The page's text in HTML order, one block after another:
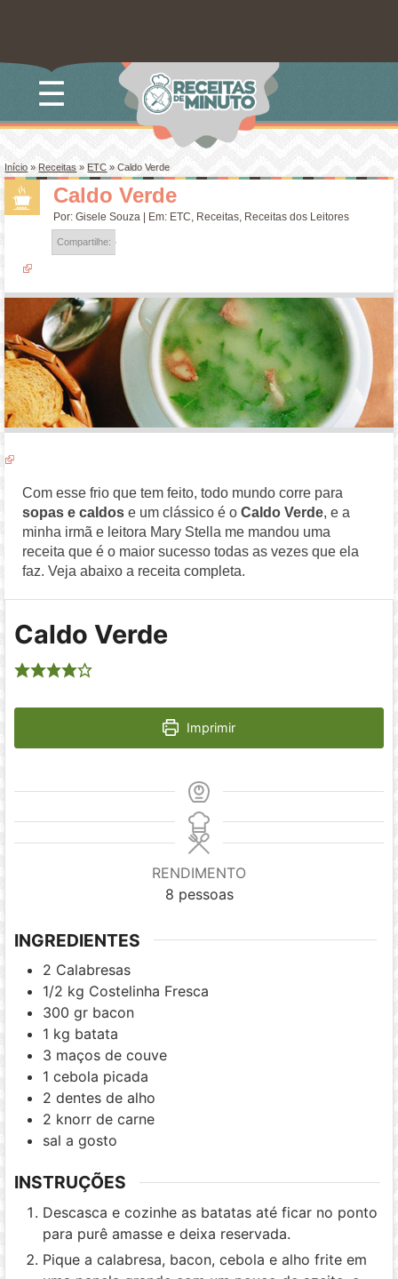
☰
Início»Receitas » ETC »Caldo Verde
Caldo Verde
Por:Gisele Souza | Em: ETC, Receitas, Receitas dos Leitores
Compartilhe:
Com esse frio que tem feito, todo mundo corre para
sopas e caldos e um clássico é o Caldo Verde, e a
minha irmã e leitora Mary Stella me mandou uma
receita que é o maior sucesso todas as vezes que ela
faz. Veja abaixo a receita completa.
Caldo Verde
Imprimir
RENDIMENTO
8 pessoas
INGREDIENTES
2 Calabresas
1/2 kg Costelinha Fresca
300 gr bacon
1 kg batata
3 maços de couve
1 cebola picada
2 dentes de alho
2 knorr de carne
sal a gosto
INSTRUÇÕES
Descasca e cozinhe as batatas até ficar no ponto
para purê amasse e deixa reservada.
Pique a calabresa, bacon, cebola e alho frite em